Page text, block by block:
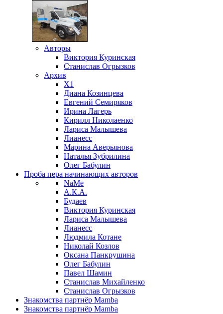
Авторы
Виктория Куринская
Станислав Огрызков
Архив
X1
Диана Козинцева
Евгений Семиряков
Ирина Лагерь
Кирилл Николаенко
Лариса Малышева
Лианесс
Марина Аверьянова
Наталья Зубрилина
Олег Бабулин
Проба пера начинающих авторов
NaMe
А.К.А.
Будаев
Виктория Куринская
Лариса Малышева
Лианесс
Людмила Котане
Николай Козлов
Оксана Панкрушина
Олег Бабулин
Павел Шамин
Станислав Михайленко
Станислав Огрызков
Знакомства партнёр Mamba
Знакомства партнёр Mamba